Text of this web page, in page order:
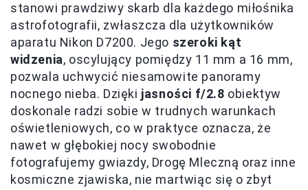
stanowi prawdziwy skarb dla każdego miłośnika
astrofotografii, zwłaszcza dla użytkowników
aparatu Nikon D7200. Jego szeroki kąt
widzenia, oscylujący pomiędzy 11 mm a 16 mm,
pozwala uchwycić niesamowite panoramy
nocnego nieba. Dzięki jasności f/2.8 obiektyw
doskonale radzi sobie w trudnych warunkach
oświetleniowych, co w praktyce oznacza, że
nawet w głębokiej nocy swobodnie
fotografujemy gwiazdy, Drogę Mleczną oraz inne
kosmiczne zjawiska, nie martwiąc się o zbyt